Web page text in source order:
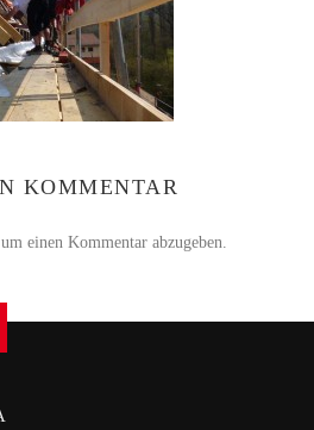
KOMMENTAR
einen Kommentar abzugeben.